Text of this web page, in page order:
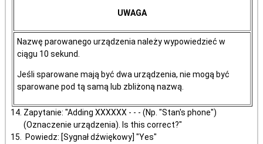
UWAGA
Nazwę parowanego urządzenia należy wypowiedzieć w
ciągu 10 sekund.
Jeśli sparowane mają być dwa urządzenia, nie mogą być
sparowane pod tą samą lub zbliżoną nazwą.
Zapytanie: "Adding XXXXXX - - - (Np. "Stan's phone")
(Oznaczenie urządzenia). Is this correct?"
Powiedz: [Sygnał dźwiękowy] "Yes"